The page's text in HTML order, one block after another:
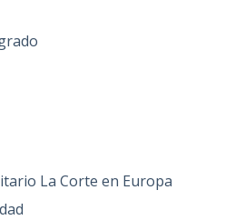
La Corte en Europa